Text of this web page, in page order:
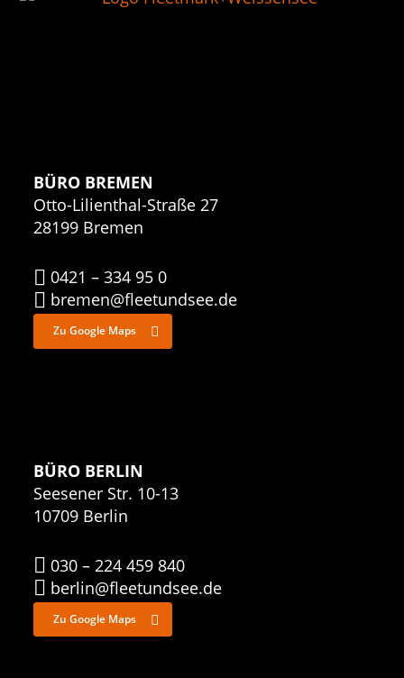
BÜRO BREMEN
Otto-Lilienthal-Straße 27
28199 Bremen
0421 – 334 95 0
bremen@fleetundsee.de
Zu Google Maps
BÜRO BERLIN
Seesener Str. 10-13
10709 Berlin
030 – 224 459 840
berlin@fleetundsee.de
Zu Google Maps